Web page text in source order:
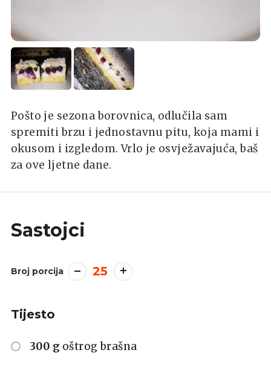
Pošto je sezona borovnica, odlučila sam
spremiti brzu i jednostavnu pitu, koja mami i
okusom i izgledom. Vrlo je osvježavajuća, baš
za ove ljetne dane.
Sastojci
Broj porcija 25
Tijesto
300 g oštrog brašna